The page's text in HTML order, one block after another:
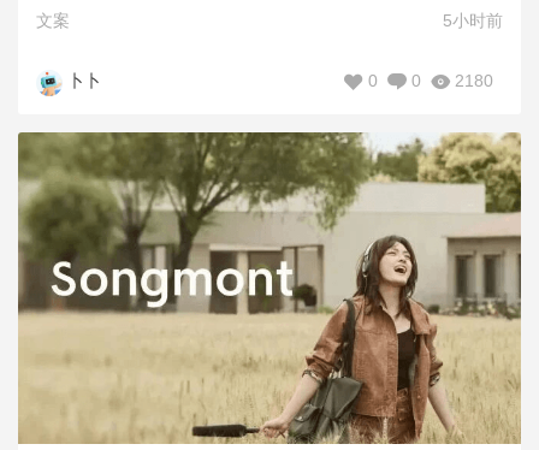
文案 5小时前
卜卜 2180
0
0